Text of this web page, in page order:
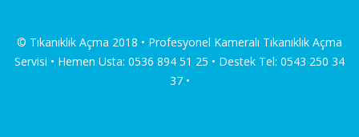
© Tıkanıklık Açma 2018 • Profesyonel Kameralı Tıkanıklık Açma
Servisi • Hemen Usta: 0536 894 51 25 • Destek Tel: 0543 250 34
37 •